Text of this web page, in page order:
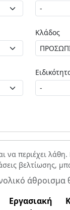
Κλάδος
να περιέχει
βελτίωσης,
άθροισμα
Εργασιακή